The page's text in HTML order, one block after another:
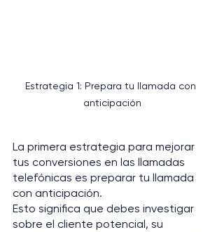
Estrategia 1: Prepara tu llamada con
anticipación
La primera estrategia para mejorar
tus conversiones en las llamadas
telefónicas es preparar tu llamada
con anticipación.
Esto significa que debes investigar
sobre el cliente potencial, su